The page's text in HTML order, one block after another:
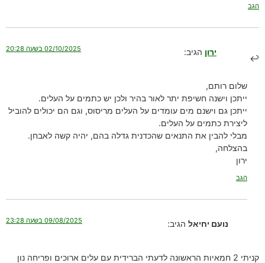
הגב
ירון הגיב: 02/10/2025 בשעה 20:28
שלום רותם,
ייתכן וישנה חשיפת יתר לאור בהיר ולכן יש כתמים על העלים.
ייתכן גם וישנם מים עומדים על העלים מריסוס, וגם הם יכולים להוביל
ליצירת כתמים על העלים.
מבלי להבין את התנאים שהכדנית גדלה בהם, יהיה קשה לאבחן.
בהצלחה,
ירון
הגב
נועם יחיאל הגיב: 09/08/2025 בשעה 23:28
קניתי 2 חמאיות הראשונה לדעתי הברידית עם עלים ארוכים ופריחה נון